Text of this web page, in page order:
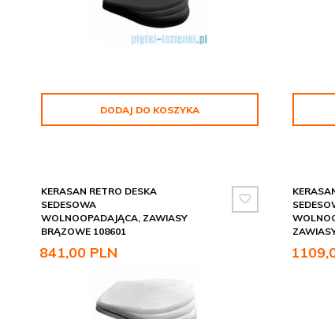
DODAJ DO KOSZYKA
KERASAN RETRO DESKA
SEDESOWA
WOLNOOPADAJĄCA, ZAWIASY
BRĄZOWE 108601
841,00 PLN 1109,